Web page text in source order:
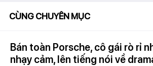
CÙNG CHUYÊN MỤC
Bán toàn Porsche, cô gái rò rỉ
nhạy cảm, lên tiếng nói về